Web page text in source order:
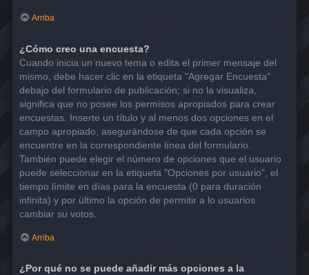
Arriba
¿Cómo creo una encuesta?
Cuando inicia un nuevo tema o edita el primer mensaje del
mismo, debe hacer clic en la etiqueta "Agregar Encuesta"
debajo del formulario de publicación; si no la visualiza,
significa que no posee los permisos apropiados para crear
encuestas. Inserte un título y al menos dos opciones en el
campo apropiado, asegurándose de que cada opción se
encuentre en la correspondiente línea del formulario.
También puede elegir el número de opciones que el usuario
puede seleccionar en la etiqueta "Opciones por usuario", el
tiempo límite en días para la encuesta (0 para duración
infinita) y por último la opción de permitir a lo usuarios
cambiar su votos.
Arriba
¿Por qué no se puede añadir más opciones a la